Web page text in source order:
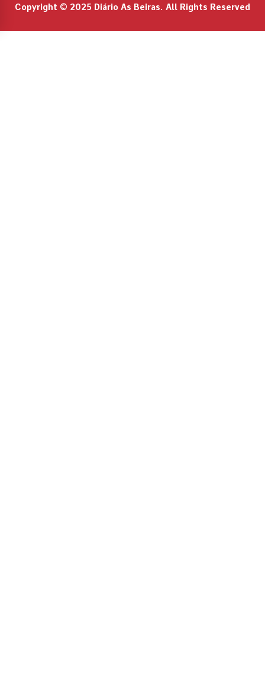
Copyright © 2025 Diário As Beiras. All Rights Reserved